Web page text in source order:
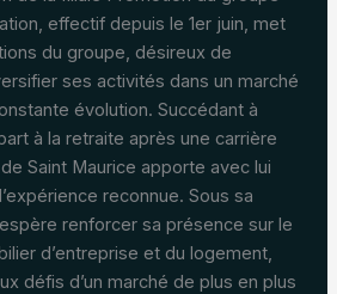
effectif depuis le 1er juin, met
du groupe, désireux de
ses activités dans un marché
évolution. Succédant à
à la retraite après une carrière
Saint Maurice apporte avec lui
reconnue. Sous sa
renforcer sa présence sur le
d’entreprise et du logement,
défis d’un marché de plus en plus